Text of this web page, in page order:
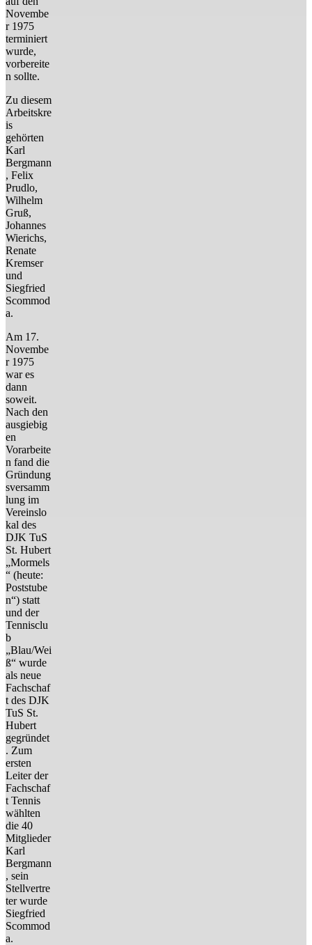
Novembe
r 1975
terminiert
wurde,
vorbereite
n sollte.
Zu diesem
Arbeitskre
is
gehörten
Karl
Bergmann
, Felix
Prudlo,
Wilhelm
Gruß,
Johannes
Wierichs,
Renate
Kremser
und
Siegfried
Scommod
a.
Am 17.
Novembe
r 1975
war es
dann
soweit.
Nach den
ausgiebig
en
Vorarbeite
n fand die
Gründung
sversamm
lung im
Vereinslo
kal des
DJK TuS
St. Hubert
„Mormels
“ (heute:
Poststube
n“) statt
und der
Tennisclu
b
„Blau/Wei
ß“ wurde
als neue
Fachschaf
t des DJK
TuS St.
Hubert
gegründet
. Zum
ersten
Leiter der
Fachschaf
t Tennis
wählten
die 40
Mitglieder
Karl
Bergmann
, sein
Stellvertre
ter wurde
Siegfried
Scommod
a.